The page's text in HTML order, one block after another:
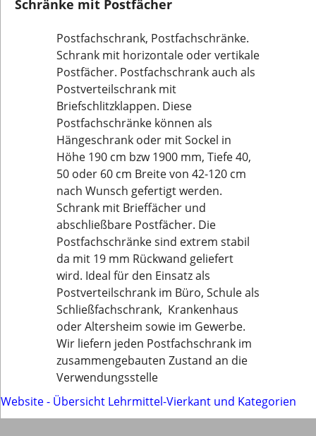
Schränke mit Postfächer
Postfachschrank, Postfachschränke.
Schrank mit horizontale oder vertikale
Postfächer. Postfachschrank auch als
Postverteilschrank mit
Briefschlitzklappen. Diese
Postfachschränke können als
Hängeschrank oder mit Sockel in
Höhe 190 cm bzw 1900 mm, Tiefe 40,
50 oder 60 cm Breite von 42-120 cm
nach Wunsch gefertigt werden.
Schrank mit Brieffächer und
abschließbare Postfächer. Die
Postfachschränke sind extrem stabil
da mit 19 mm Rückwand geliefert
wird. Ideal für den Einsatz als
Postverteilschrank im Büro, Schule als
Schließfachschrank, Krankenhaus
oder Altersheim sowie im Gewerbe.
Wir liefern jeden Postfachschrank im
zusammengebauten Zustand an die
Verwendungsstelle
Website - Übersicht Lehrmittel-Vierkant und Kategorien